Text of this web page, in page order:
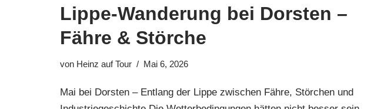
Lippe-Wanderung bei Dorsten –
Fähre & Störche
von Heinz auf Tour Mai 6, 2026
Mai bei Dorsten – Entlang der Lippe zwischen Fähre, Störchen und